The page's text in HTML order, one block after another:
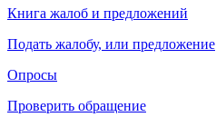
Книга жалоб и предложений
Подать жалобу, или предложение
Опросы
Проверить обращение